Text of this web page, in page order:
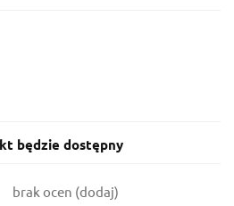
będzie dostępny
brak ocen (dodaj)